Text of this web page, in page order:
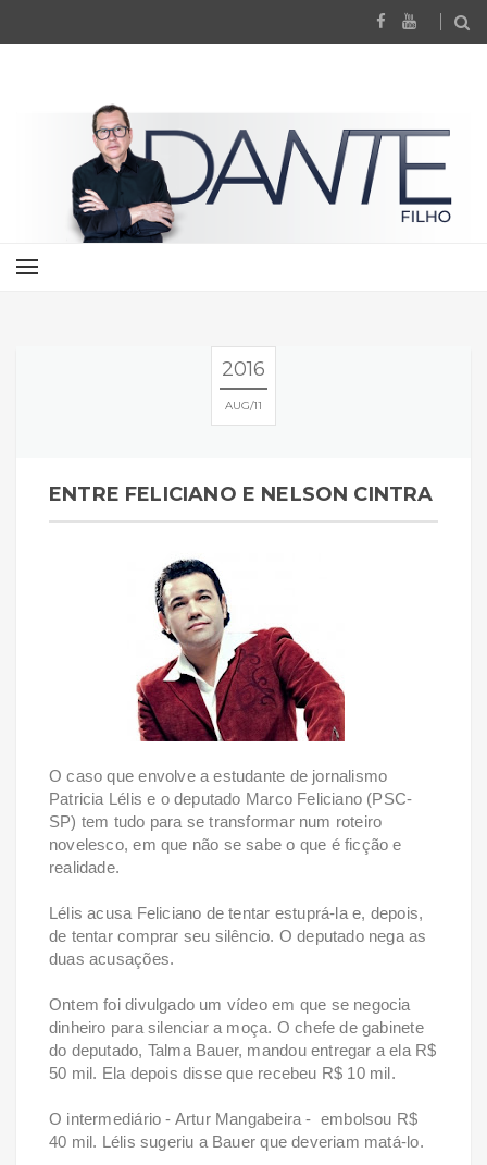
2016
AUG 11
ENTRE FELICIANO E NELSON CINTRA
O caso que envolve a estudante de jornalismo
Patricia Lélis e o deputado Marco Feliciano (PSC-
SP) tem tudo para se transformar num roteiro
novelesco, em que não se sabe o que é ficção e
realidade.
Lélis acusa Feliciano de tentar estuprá-la e, depois,
de tentar comprar seu silêncio. O deputado nega as
duas acusações.
Ontem foi divulgado um vídeo em que se negocia
dinheiro para silenciar a moça. O chefe de gabinete
do deputado, Talma Bauer, mandou entregar a ela R$
50 mil. Ela depois disse que recebeu R$ 10 mil.
O intermediário - Artur Mangabeira - embolsou R$
40 mil. Lélis sugeriu a Bauer que deveriam matá-lo.